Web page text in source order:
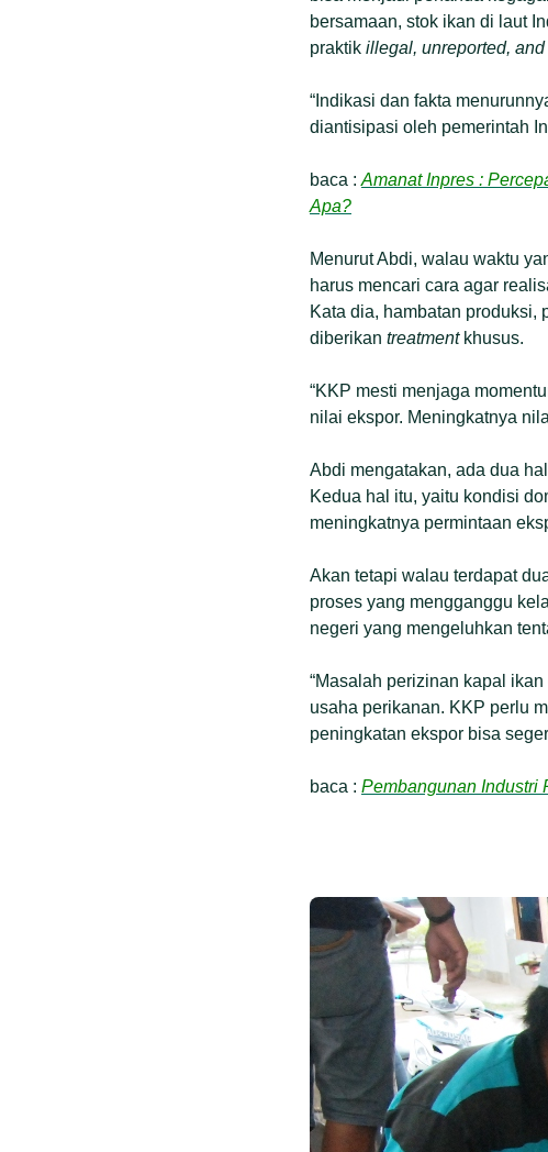
bersamaan, stok ikan di laut
praktik illegal, unreported,
“Indikasi dan fakta
diantisipasi oleh pemerintah
baca : Amanat Inpres :
Apa?
Menurut Abdi, walau waktu
harus mencari cara agar
Kata dia, hambatan produksi,
diberikan treatmentkhusus.
“KKP mesti menjaga
nilai ekspor. Meningkatnya
Abdi mengatakan, ada dua
Kedua hal itu, yaitu kondisi
meningkatnya permintaan
Akan tetapi walau terdapat
proses yang mengganggu
negeri yang mengeluhkan
“Masalah perizinan kapal
usaha perikanan. KKP perlu
peningkatan ekspor bisa
baca : Pembangunan Industri